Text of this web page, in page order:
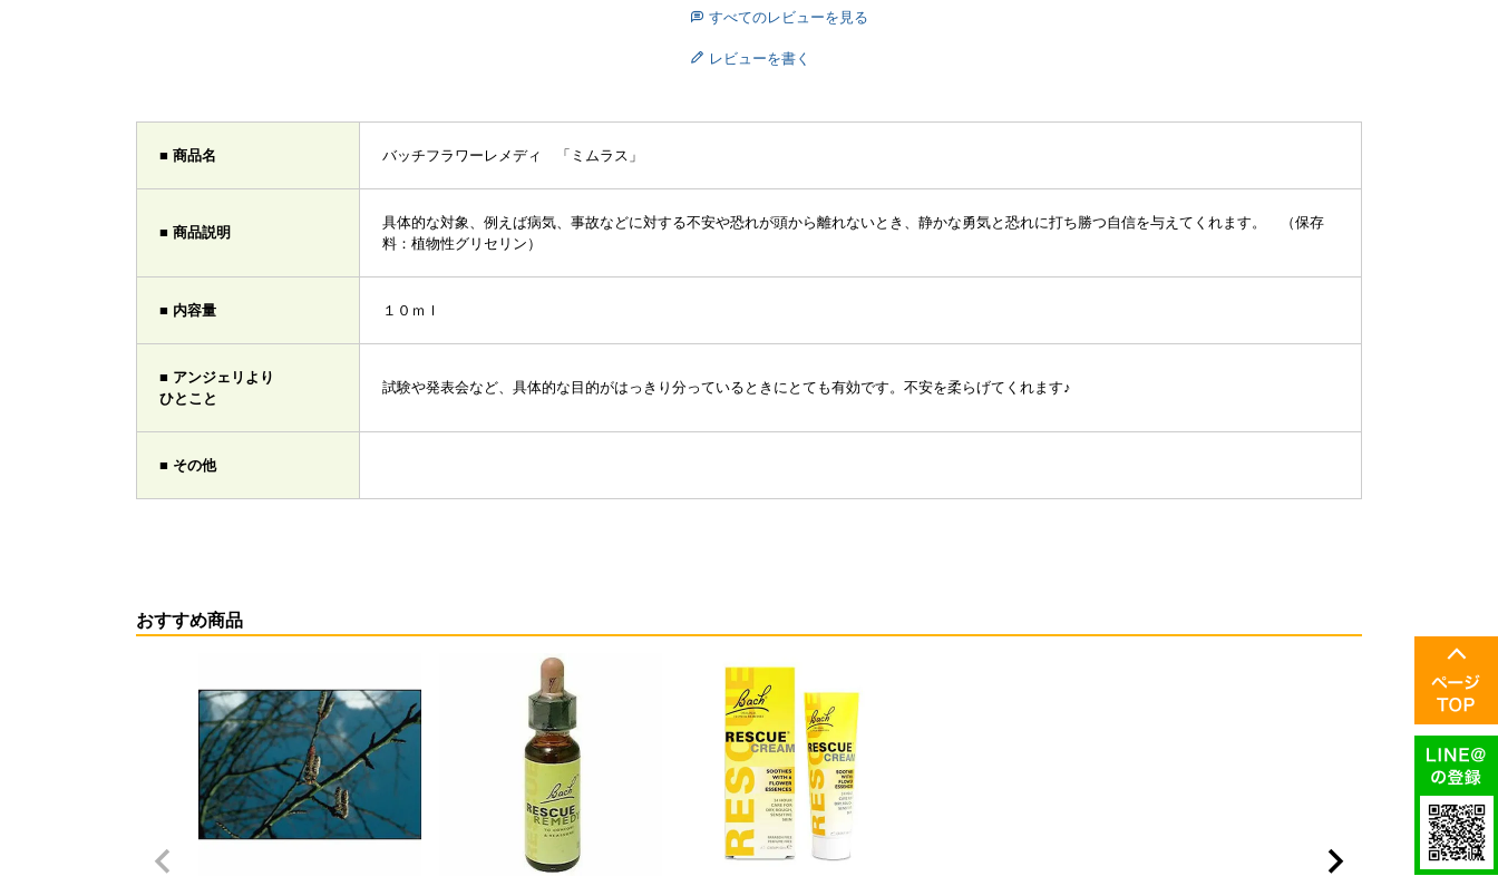
すべてのレビューを見る
レビューを書く
■ 商品名 バッチフラワーレメディ 「ミムラス」
■ 商品説明
具体的な対象、例えば病気、事故などに対する不安や恐れが頭から離れないとき、静かな勇気と恐れに打ち勝つ自信を与えてくれます。 （保存
料：植物性グリセリン）
■ 内容量 １０ｍｌ
■ アンジェリより
ひとこと
試験や発表会など、具体的な目的がはっきり分っているときにとても有効です。不安を柔らげてくれます♪
■ その他
おすすめ商品